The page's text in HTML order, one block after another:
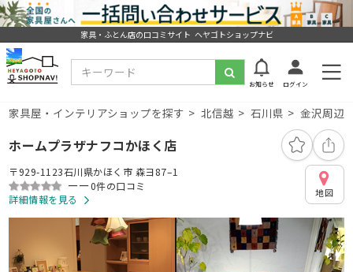
家具・ふとん店の口コミサイト ヘヤゴトショップナビ
お知らせ ログイン
家具屋・インテリアショップを探す 北信越 石川県 金沢周辺
ホームプラザナフコかほく店
〒929-1123石川県かほく市 森ヨ87–1
ーー0件の口コミ
詳細情報を見る
地図